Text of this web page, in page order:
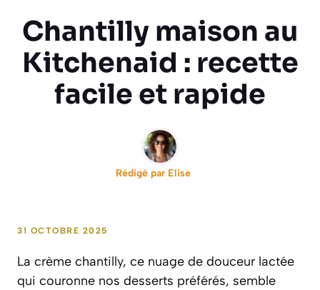
Chantilly maison au
Kitchenaid : recette
facile et rapide
Rédigé par Elise
31 OCTOBRE 2025
La crème chantilly, ce nuage de douceur lactée
qui couronne nos desserts préférés, semble